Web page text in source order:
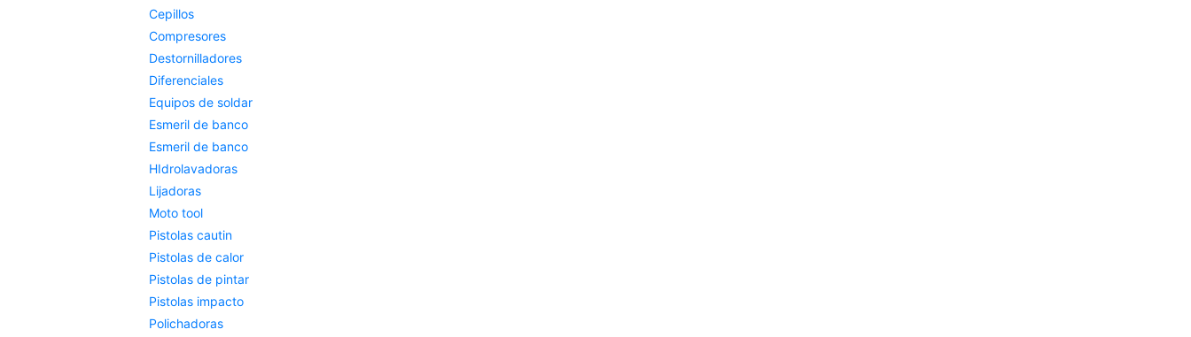
Cepillos
Compresores
Destornilladores
Diferenciales
Equipos de soldar
Esmeril de banco
Esmeril de banco
HIdrolavadoras
Lijadoras
Moto tool
Pistolas cautin
Pistolas de calor
Pistolas de pintar
Pistolas impacto
Polichadoras